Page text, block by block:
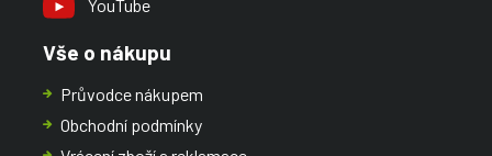
YouTube
Vše o nákupu
Průvodce nákupem
Obchodní podmínky